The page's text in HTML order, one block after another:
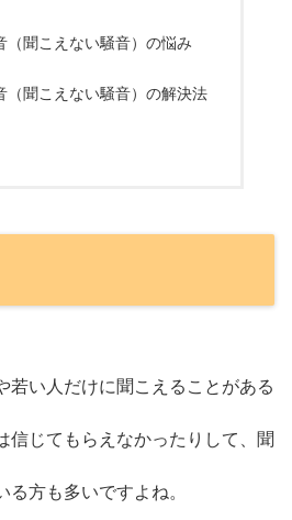
（聞こえない騒音）の悩み
（聞こえない騒音）の解決法
若い人だけに聞こえることがある
信じてもらえなかったりして、聞
る方も多いですよね。